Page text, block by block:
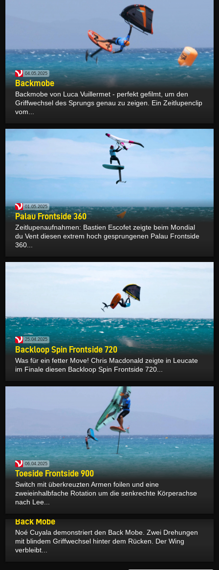
04.05.2025
Backmobe
Backmobe von Luca Vuillermet - perfekt gefilmt, um den
Griffwechsel des Sprungs genau zu zeigen. Ein Zeitlupenclip
vom...
01.05.2025
Palau Frontside 360
Zeitlupenaufnahmen: Bastien Escofet zeigte beim Mondial
du Vent diesen extrem hoch gesprungenen Palau Frontside
360...
25.04.2025
Backloop Spin Frontside 720
Was für ein fetter Move! Chris Macdonald zeigte in Leucate
im Finale diesen Backloop Spin Frontside 720...
06.04.2025
Toeside Frontside 900
Switch mit überkreuzten Armen foilen und eine
zweieinhalbfache Rotation um die senkrechte Körperachse
nach Lee...
Back Mobe
Noé Cuyala demonstriert den Back Mobe. Zwei Drehungen
mit blindem Griffwechsel hinter dem Rücken. Der Wing
verbleibt...